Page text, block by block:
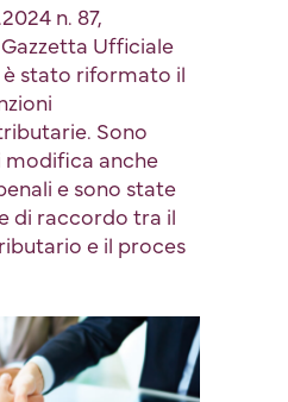
n. 87,
Ufficiale
è stato riformato il
Sono
anche
e sono state
di raccordo tra il
e il proces